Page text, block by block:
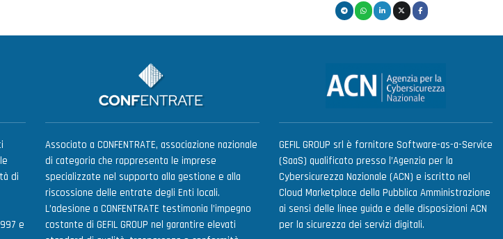
di
e
Associato a CONFENTRATE, associazione nazionale
di categoria che rappresenta le imprese
specializzate nel supporto alla gestione e alla
riscossione delle entrate degli Enti locali.
L’adesione a CONFENTRATE testimonia l’impegno
costante di GEFIL GROUP nel garantire elevati
GEFIL GROUP srl è fornitore Software-as-a-Service
(SaaS) qualificato presso l’Agenzia per la
Cybersicurezza Nazionale (ACN) e iscritto nel
Cloud Marketplace della Pubblica Amministrazione
ai sensi delle linee guida e delle disposizioni ACN
per la sicurezza dei servizi digitali.